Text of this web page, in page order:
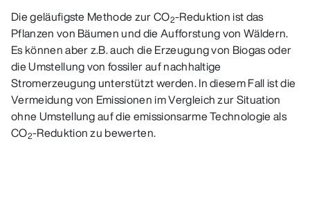
Die geläufigste Methode zur CO2-Reduktion ist das
Pflanzen von Bäumen und die Aufforstung von Wäldern.
Es können aber z.B. auch die Erzeugung von Biogas oder
die Umstellung von fossiler auf nachhaltige
Stromerzeugung unterstützt werden. In diesem Fall ist die
Vermeidung von Emissionen im Vergleich zur Situation
ohne Umstellung auf die emissionsarme Technologie als
CO2-Reduktion zu bewerten.